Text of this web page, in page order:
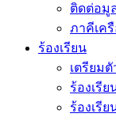
ติดต่อมู
ภาคีเค
ร้องเรียน
เตรียมตั
ร้องเรี
ร้องเรี